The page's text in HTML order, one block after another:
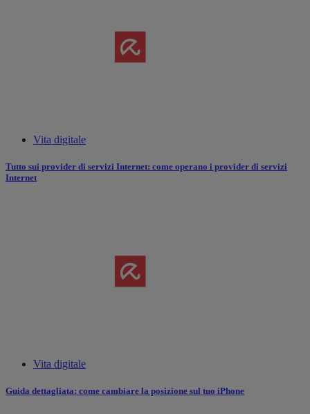
Vita digitale
Tutto sui provider di servizi Internet: come operano i provider di servizi
Internet
Vita digitale
Guida dettagliata: come cambiare la posizione sul tuo iPhone